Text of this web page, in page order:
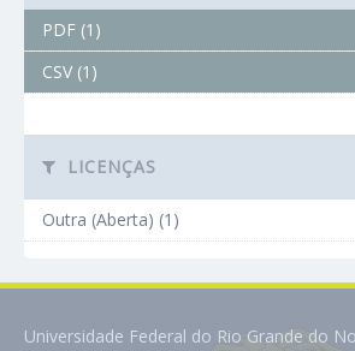
PDF (1)
CSV (1)
LICENÇAS
Outra (Aberta) (1)
Universidade Federal do Rio Grande do